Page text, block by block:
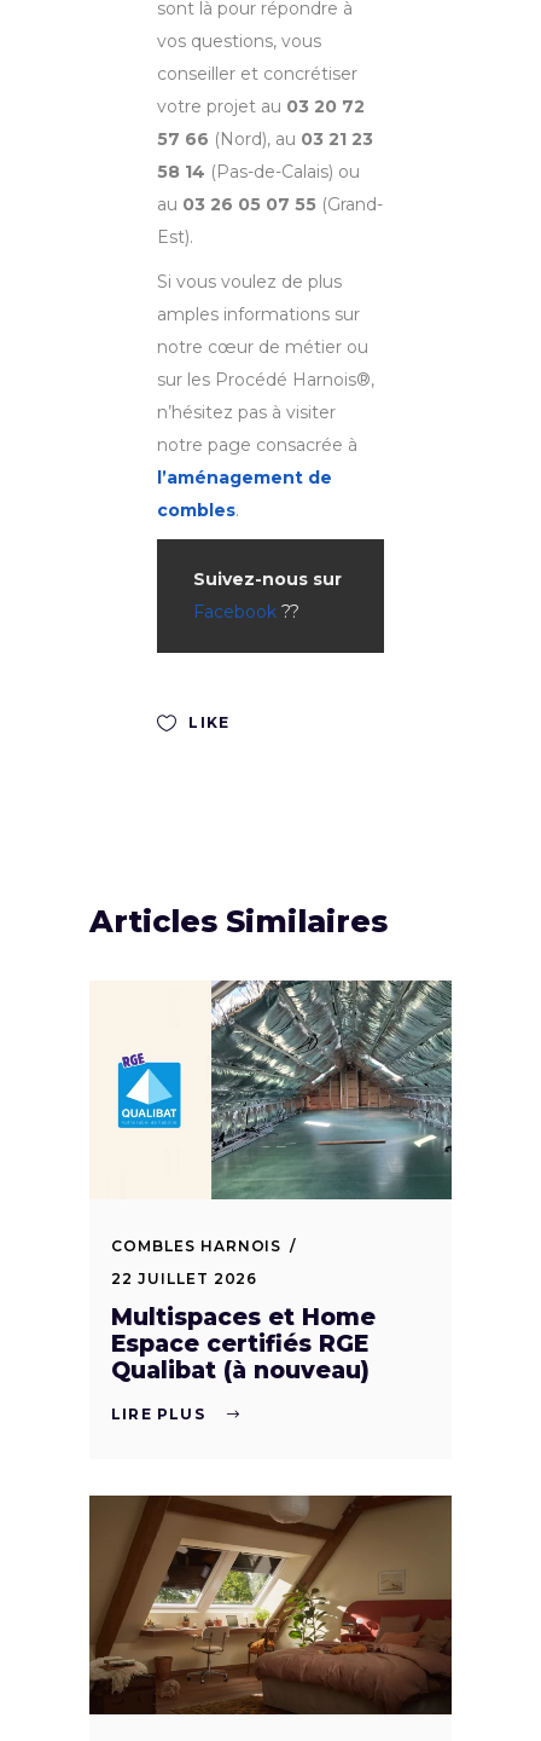
sont là pour répondre à
vos questions, vous
conseiller et concrétiser
votre projet au 03 20 72
57 66 (Nord), au 03 21 23
58 14 (Pas-de-Calais) ou
au 03 26 05 07 55 (Grand-
Est).
Si vous voulez de plus
amples informations sur
notre cœur de métier ou
sur les Procédé Harnois®,
n’hésitez pas à visiter
notre page consacrée à
l’aménagement de
combles.
Suivez-nous sur
Facebook ??
LIKE
Articles Similaires
COMBLES HARNOIS
22 JUILLET 2026
Multispaces et Home
Espace certifiés RGE
Qualibat (à nouveau)
LIRE PLUS